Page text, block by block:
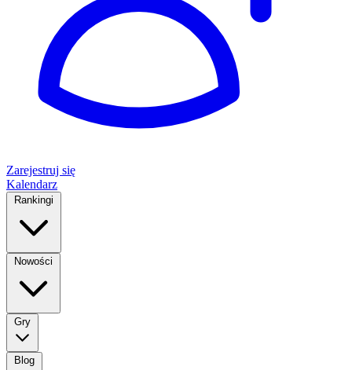
Zarejestruj się
Kalendarz
Rankingi
Nowości
Gry
Blog